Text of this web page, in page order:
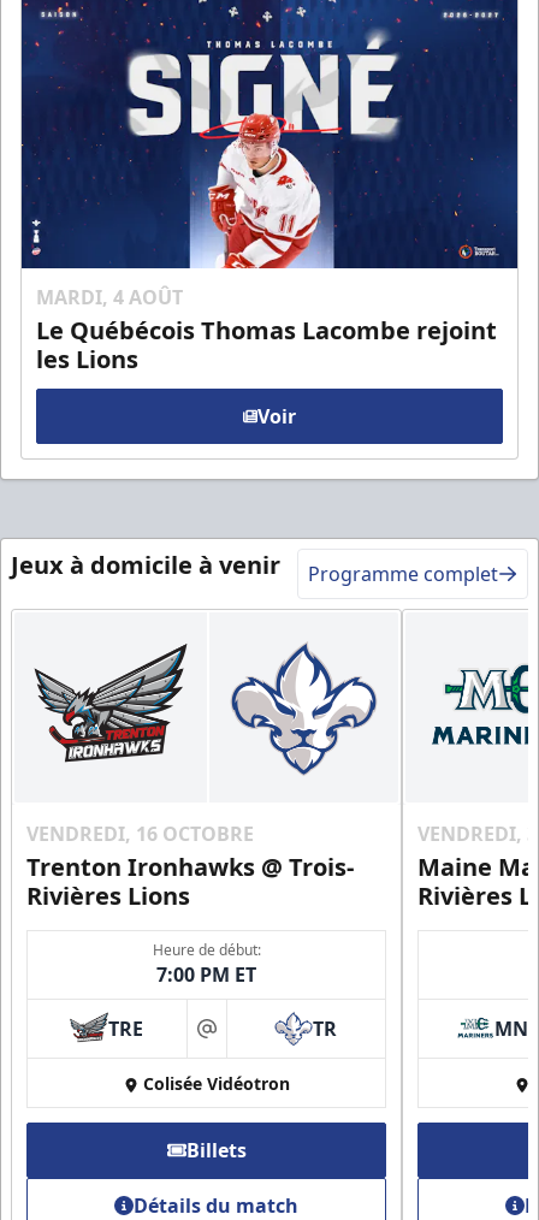
MARDI, 4 AOÛT
Le Québécois Thomas Lacombe rejoint
les Lions
Voir
Jeux à domicile à venir Programme complet
VENDREDI, 16 OCTOBRE
Trenton Ironhawks @ Trois-
Rivières Lions
Heure de début:
7:00 PM ET
TRE at TR
Colisée Vidéotron
Billets
Détails du match
VENDREDI,
Maine
Rivières
MNE